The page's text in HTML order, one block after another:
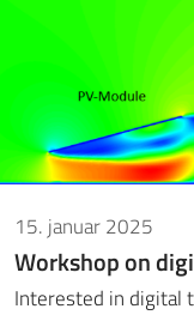
15. januar 2025
Workshop on
Interested in digital